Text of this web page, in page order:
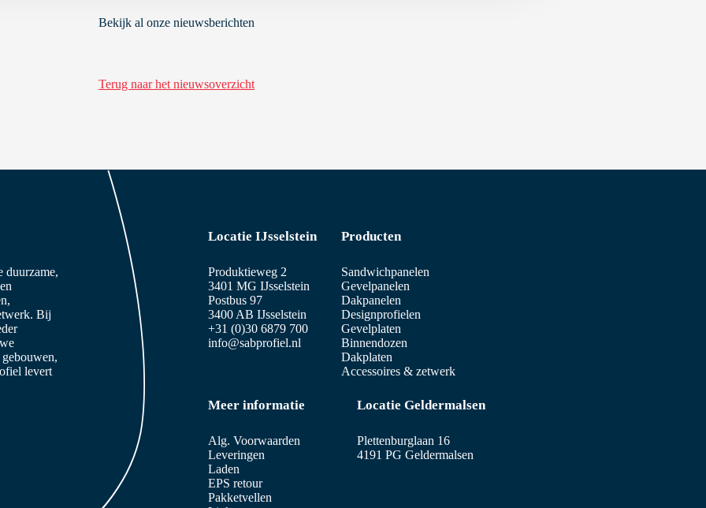
Bekijk al onze nieuwsberichten
Terug naar het nieuwsoverzicht
duurzame,
Bij
levert
Locatie IJsselstein
Produktieweg 2
3401 MG IJsselstein
Postbus 97
3400 AB IJsselstein
+31 (0)30 6879 700
info@sabprofiel.nl
Producten
Sandwichpanelen
Gevelpanelen
Dakpanelen
Designprofielen
Gevelplaten
Binnendozen
Dakplaten
Accessoires & zetwerk
Meer informatie
Alg. Voorwaarden
Leveringen
Laden
EPS retour
Pakketvellen
Locatie Geldermalsen
Plettenburglaan 16
4191 PG Geldermalsen